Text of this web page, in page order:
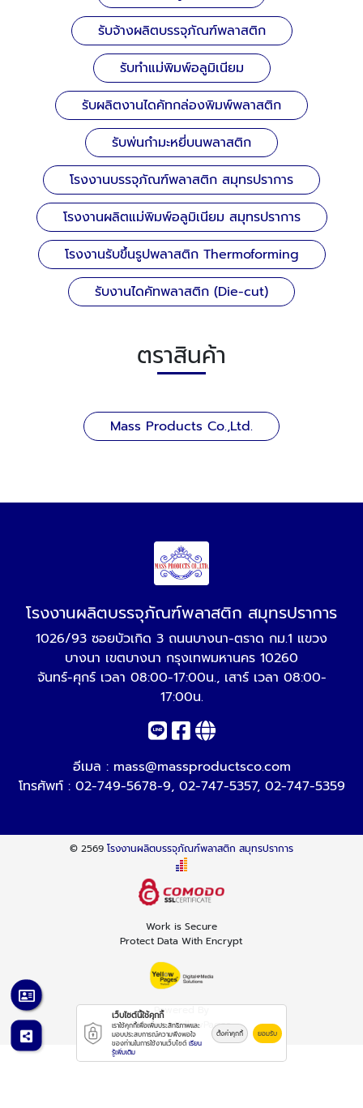
รับจ้างผลิตบรรจุภัณฑ์พลาสติก
รับทำแม่พิมพ์อลูมิเนียม
รับผลิตงานไดคัทกล่องพิมพ์พลาสติก
รับพ่นกำมะหยี่บนพลาสติก
โรงงานบรรจุภัณฑ์พลาสติก สมุทรปราการ
โรงงานผลิตแม่พิมพ์อลูมิเนียม สมุทรปราการ
โรงงานรับขึ้นรูปพลาสติก Thermoforming
รับงานไดคัทพลาสติก (Die-cut)
ตราสินค้า
Mass Products Co.,Ltd.
โรงงานผลิตบรรจุภัณฑ์พลาสติก สมุทรปราการ
1026/93 ซอยบัวเกิด 3 ถนนบางนา-ตราด กม.1 แขวง
บางนา เขตบางนา กรุงเทพมหานคร 10260
จันทร์-ศุกร์ เวลา 08:00-17:00น., เสาร์ เวลา 08:00-
17:00น.
อีเมล : mass@massproductsco.com
โทรศัพท์ : 02-749-5678-9, 02-747-5357, 02-747-5359
© 2569 โรงงานผลิตบรรจุภัณฑ์พลาสติก สมุทรปราการ
Work is Secure
Protect Data With Encrypt
Powered By
Thailand YellowPages
เว็บไซต์นี้ใช้คุกกี้
เราใช้คุกกี้เพื่อเพิ่มประสิทธิภาพและ
มอบประสบการณ์ความพึงพอใจ
ของท่านในการใช้งานเว็บไซต์ เรียน
รู้เพิ่มเติม
ตั้งค่าคุกกี้ ยอมรับ